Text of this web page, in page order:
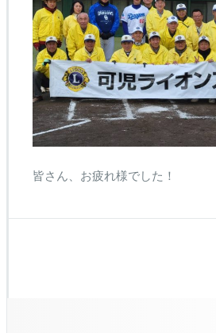
皆さん、お疲れ様でした！